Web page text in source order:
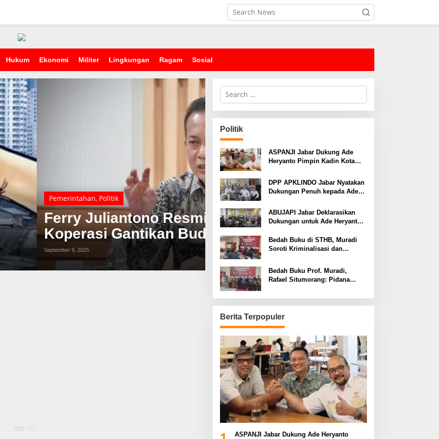
Hukum Ekonomi Militer Lingkungan Ragam Sosial
Dilantik Jadi Menteri
Arie
Hukum
LAKSI Desak Penegakan
Penyebaran Rekaman Ilegal
May 30, 2025
S
r
c
h
f
o
r
:
Politik
ASPANJI Jabar Dukung Ade
Heryanto Pimpin Kadin Kota
DPP APKLINDO Jabar Nyatakan
Dukungan Penuh kepada Ade
Bandung
ABUJAPI Jabar Deklarasikan
Dukungan untuk Ade Heryanto
Bedah Buku di STHB, Muradi
Soroti Kriminalisasi dan
Bedah Buku Prof. Muradi,
Rafael Situmorang: Pidana
Objektif
Berita Terpopuler
ASPANJI Jabar Dukung Ade Heryanto